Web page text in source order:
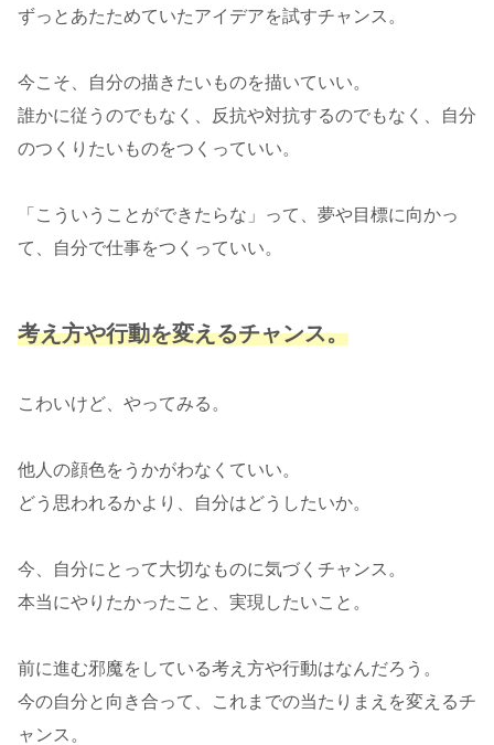
ずっとあたためていたアイデアを試すチャンス。
今こそ、自分の描きたいものを描いていい。
誰かに従うのでもなく、反抗や対抗するのでもなく、自分
のつくりたいものをつくっていい。
「こういうことができたらな」って、夢や目標に向かっ
て、自分で仕事をつくっていい。
考え方や行動を変えるチャンス。
こわいけど、やってみる。
他人の顔色をうかがわなくていい。
どう思われるかより、自分はどうしたいか。
今、自分にとって大切なものに気づくチャンス。
本当にやりたかったこと、実現したいこと。
前に進む邪魔をしている考え方や行動はなんだろう。
今の自分と向き合って、これまでの当たりまえを変えるチ
ャンス。